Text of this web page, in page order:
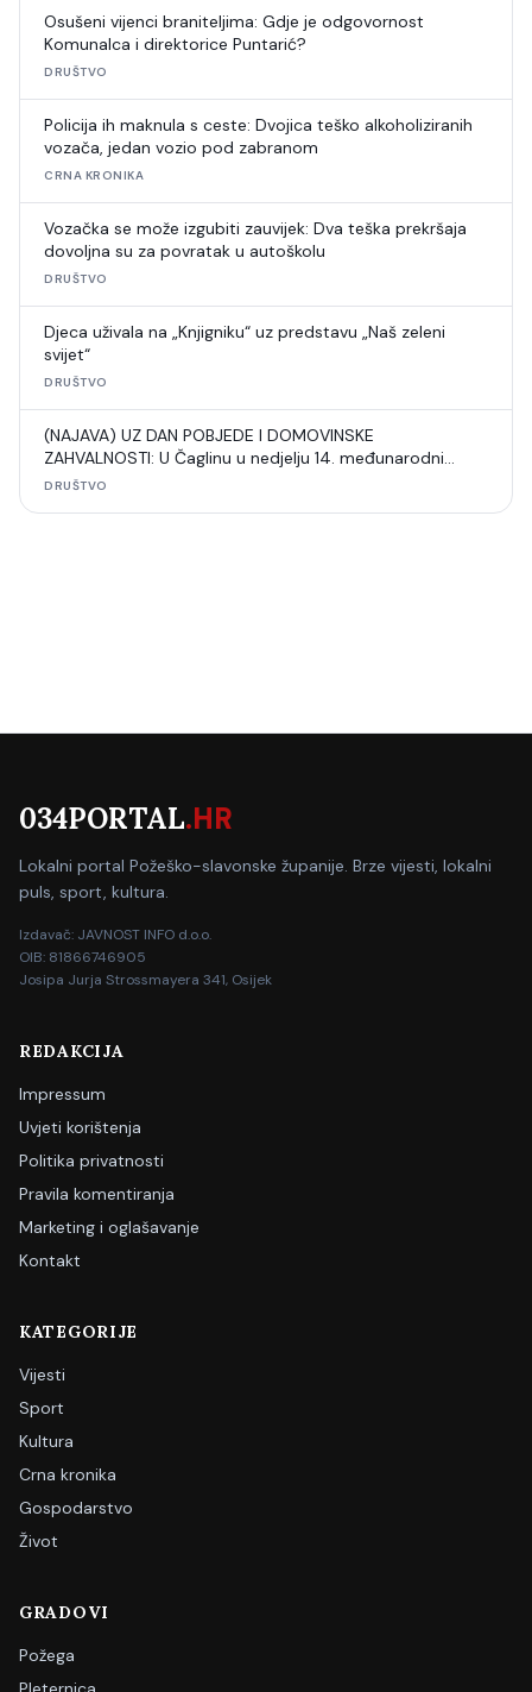
Osušeni vijenci braniteljima: Gdje je odgovornost
Komunalca i direktorice Puntarić?
DRUŠTVO
Policija ih maknula s ceste: Dvojica teško alkoholiziranih
vozača, jedan vozio pod zabranom
CRNA KRONIKA
Vozačka se može izgubiti zauvijek: Dva teška prekršaja
dovoljna su za povratak u autoškolu
DRUŠTVO
Djeca uživala na „Knjigniku“ uz predstavu „Naš zeleni
svijet“
DRUŠTVO
(NAJAVA) UZ DAN POBJEDE I DOMOVINSKE
ZAHVALNOSTI: U Čaglinu u nedjelju 14. međunarodni
šahovski turnir
DRUŠTVO
034PORTAL.HR
Lokalni portal Požeško-slavonske županije. Brze vijesti, lokalni
puls, sport, kultura.
Izdavač: JAVNOST INFO d.o.o.
OIB: 81866746905
Josipa Jurja Strossmayera 341, Osijek
REDAKCIJA
Impressum
Uvjeti korištenja
Politika privatnosti
Pravila komentiranja
Marketing i oglašavanje
Kontakt
KATEGORIJE
Vijesti
Sport
Kultura
Crna kronika
Gospodarstvo
Život
GRADOVI
Požega